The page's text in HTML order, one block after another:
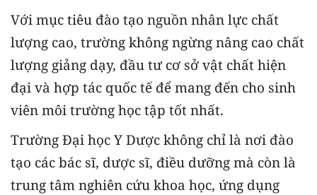
Với mục tiêu đào tạo nguồn nhân lực chất
lượng cao, trường không ngừng nâng cao chất
lượng giảng dạy, đầu tư cơ sở vật chất hiện
đại và hợp tác quốc tế để mang đến cho sinh
viên môi trường học tập tốt nhất.
Trường Đại học Y Dược không chỉ là nơi đào
tạo các bác sĩ, dược sĩ, điều dưỡng mà còn là
trung tâm nghiên cứu khoa học, ứng dụng